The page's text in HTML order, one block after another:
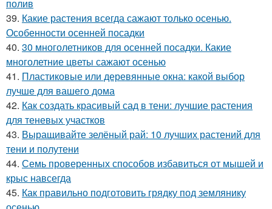
полив
39. Какие растения всегда сажают только осенью.
Особенности осенней посадки
40. 30 многолетников для осенней посадки. Какие
многолетние цветы сажают осенью
41. Пластиковые или деревянные окна: какой выбор
лучше для вашего дома
42. Как создать красивый сад в тени: лучшие растения
для теневых участков
43. Выращивайте зелёный рай: 10 лучших растений для
тени и полутени
44. Семь проверенных способов избавиться от мышей и
крыс навсегда
45. Как правильно подготовить грядку под землянику